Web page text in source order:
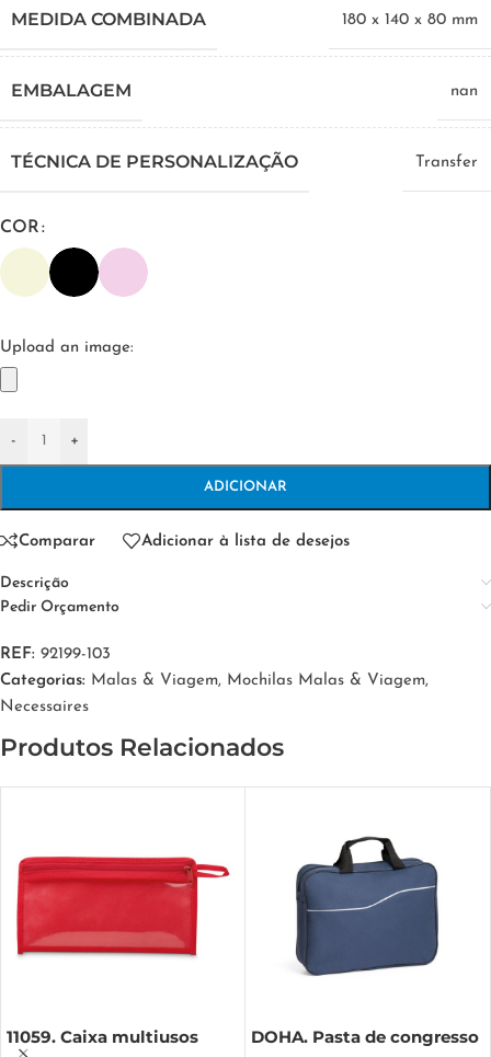
MEDIDA COMBINADA 180 x 140 x 80 mm
EMBALAGEM nan
TÉCNICA DE PERSONALIZAÇÃO Transfer
COR
Upload an image:
- +
ADICIONAR
Comparar Adicionar à lista de desejos
Descrição
Pedir Orçamento
REF: 92199-103
Categorias: Malas & Viagem, Mochilas Malas & Viagem,
Necessaires
Produtos Relacionados
11059. Caixa multiusos
DOHA. Pasta de congresso